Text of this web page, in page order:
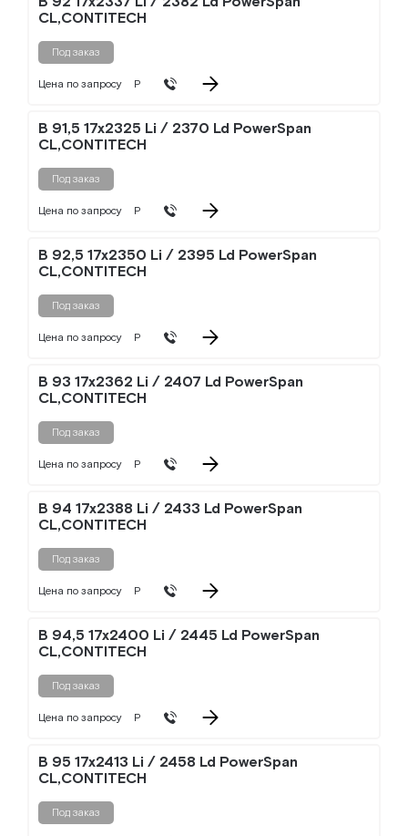
CL,CONTITECH
Под заказ
Цена по запросу Р
B 91,5 17x2325 Li / 2370 Ld PowerSpan
CL,CONTITECH
Под заказ
Цена по запросу Р
B 92,5 17x2350 Li / 2395 Ld PowerSpan
CL,CONTITECH
Под заказ
Цена по запросу Р
B 93 17x2362 Li / 2407 Ld PowerSpan
CL,CONTITECH
Под заказ
Цена по запросу Р
B 94 17x2388 Li / 2433 Ld PowerSpan
CL,CONTITECH
Под заказ
Цена по запросу Р
B 94,5 17x2400 Li / 2445 Ld PowerSpan
CL,CONTITECH
Под заказ
Цена по запросу Р
B 95 17x2413 Li / 2458 Ld PowerSpan
CL,CONTITECH
Под заказ